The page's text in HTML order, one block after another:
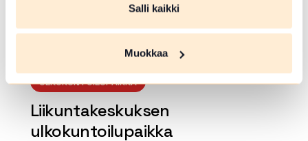
Salli kaikki
Muokkaa
ULKOKUNTOILUPAIKKA
Liikuntakeskuksen
ulkokuntoilupaikka